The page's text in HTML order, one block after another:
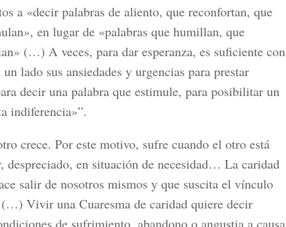
a «decir palabras de aliento, que reconfortan, que
en lugar de «palabras que humillan, que
(…) A veces, para dar esperanza, es suficiente con
lado sus ansiedades y urgencias para prestar
decir una palabra que estimule, para posibilitar un
indiferencia»”.
crece. Por este motivo, sufre cuando el otro está
despreciado, en situación de necesidad… La caridad
salir de nosotros mismos y que suscita el vínculo
Vivir una Cuaresma de caridad quiere decir
de sufrimiento, abandono o angustia a causa